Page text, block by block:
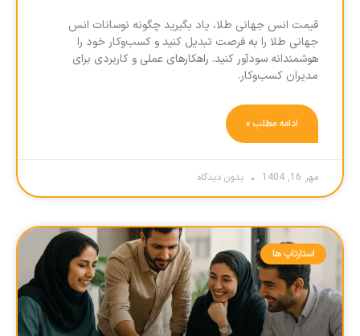
قیمت انس جهانی طلا، یاد بگیرید چگونه نوسانات انس
جهانی طلا را به فرصت تبدیل کنید و کسب‌وکار خود را
هوشمندانه سودآور کنید. راهکارهای عملی و کاربردی برای
مدیران کسب‌وکار.
ادامه مطلب »
مهر 16, 1404 بدون دیدگاه
استارتاپ ها